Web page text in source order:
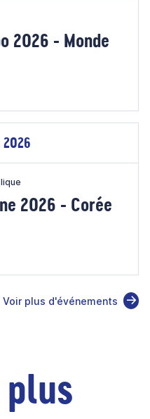
2026 - Monde
2026 - Corée
Voir plus d'événements